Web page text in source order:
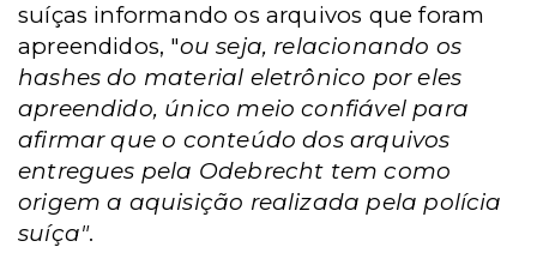
suíças informando os arquivos que foram
apreendidos, "ouseja, relacionando os
hashes do material eletrônico por eles
apreendido, único meio confiável para
afirmar que o conteúdo dos arquivos
entregues pela Odebrecht tem como
origem a aquisição realizada pela polícia
suíça".